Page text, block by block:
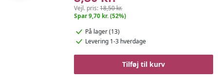
Vejl. pris:18,50 kr.
Spar 9,70 kr. (52%)
På lager (13)
Levering 1-3 hverdage
Tilføj til kurv